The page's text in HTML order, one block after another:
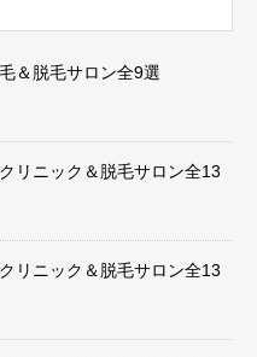
＆脱毛サロン全9選
リニック＆脱毛サロン全13
リニック＆脱毛サロン全13